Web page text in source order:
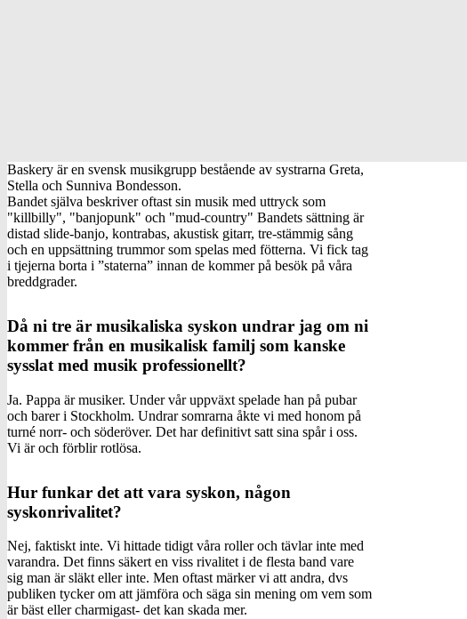
Baskery är en svensk musikgrupp bestående av systrarna Greta,
Stella och Sunniva Bondesson.
Bandet själva beskriver oftast sin musik med uttryck som
"killbilly", "banjopunk" och "mud-country" Bandets sättning är
distad slide-banjo, kontrabas, akustisk gitarr, tre-stämmig sång
och en uppsättning trummor som spelas med fötterna. Vi fick tag
i tjejerna borta i ”staterna” innan de kommer på besök på våra
breddgrader.
Då ni tre är musikaliska syskon undrar jag om ni
kommer från en musikalisk familj som kanske
sysslat med musik professionellt?
Ja. Pappa är musiker. Under vår uppväxt spelade han på pubar
och barer i Stockholm. Undrar somrarna åkte vi med honom på
turné norr- och söderöver. Det har definitivt satt sina spår i oss.
Vi är och förblir rotlösa.
Hur funkar det att vara syskon, någon
syskonrivalitet?
Nej, faktiskt inte. Vi hittade tidigt våra roller och tävlar inte med
varandra. Det finns säkert en viss rivalitet i de flesta band vare
sig man är släkt eller inte. Men oftast märker vi att andra, dvs
publiken tycker om att jämföra och säga sin mening om vem som
är bäst eller charmigast- det kan skada mer.